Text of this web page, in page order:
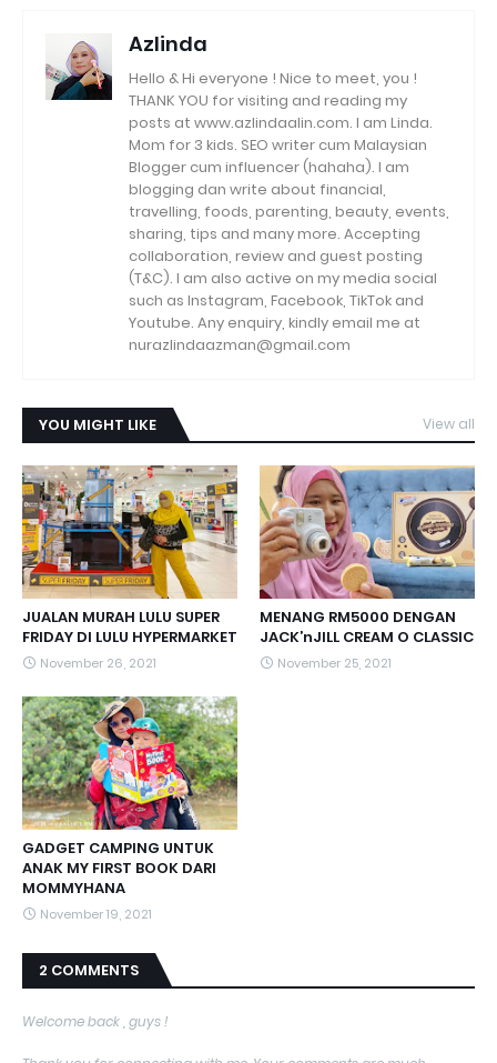
Azlinda
Hello & Hi everyone ! Nice to meet, you !
THANK YOU for visiting and reading my
posts at www.azlindaalin.com. I am Linda.
Mom for 3 kids. SEO writer cum Malaysian
Blogger cum influencer (hahaha). I am
blogging dan write about financial,
travelling, foods, parenting, beauty, events,
sharing, tips and many more. Accepting
collaboration, review and guest posting
(T&C). I am also active on my media social
such as Instagram, Facebook, TikTok and
Youtube. Any enquiry, kindly email me at
nurazlindaazman@gmail.com
YOU MIGHT LIKE View all
JUALAN MURAH LULU SUPER
FRIDAY DI LULU HYPERMARKET
November 26, 2021
MENANG RM5000 DENGAN
JACK’nJILL CREAM O CLASSIC
November 25, 2021
GADGET CAMPING UNTUK
ANAK MY FIRST BOOK DARI
MOMMYHANA
November 19, 2021
2 COMMENTS
Welcome back , guys !